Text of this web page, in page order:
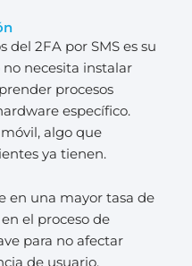
del 2FA por SMS es su
necesita instalar
procesos
específico.
algo que
ya tienen.
en una mayor tasa de
el proceso de
para no afectar
de usuario.